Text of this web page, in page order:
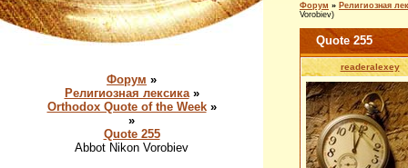
Форум »
Религиозная лексика»
Orthodox Quote of the Week»
»
Quote 255
Abbot Nikon Vorobiev
Форум » Религиозная
Vorobiev)
Quote 255
readeralexey